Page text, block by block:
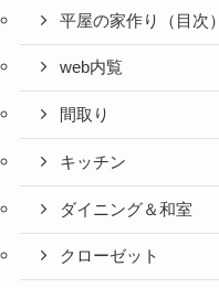
平屋の家作り（目次）
web内覧
間取り
キッチン
ダイニング＆和室
クローゼット